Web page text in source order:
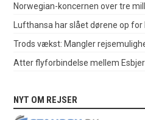
Norwegian-koncernen over tre
Lufthansa har slået dørene op
Trods vækst: Mangler
Atter flyforbindelse mellem
NYT OM REJSER